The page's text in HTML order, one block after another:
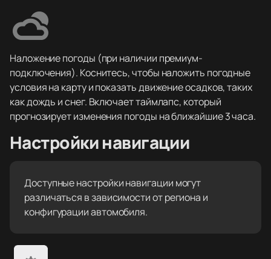
Наложение погоды (при наличии премиум-
подключения). Коснитесь, чтобы наложить погодные
условия на карту и показать движение осадков, таких
как дождь и снег. Включает таймлапс, который
прогнозирует изменения погоды на ближайшие 3 часа.
Настройки навигации
Доступные настройки навигации могут
различаться в зависимости от региона и
конфигурации автомобиля.